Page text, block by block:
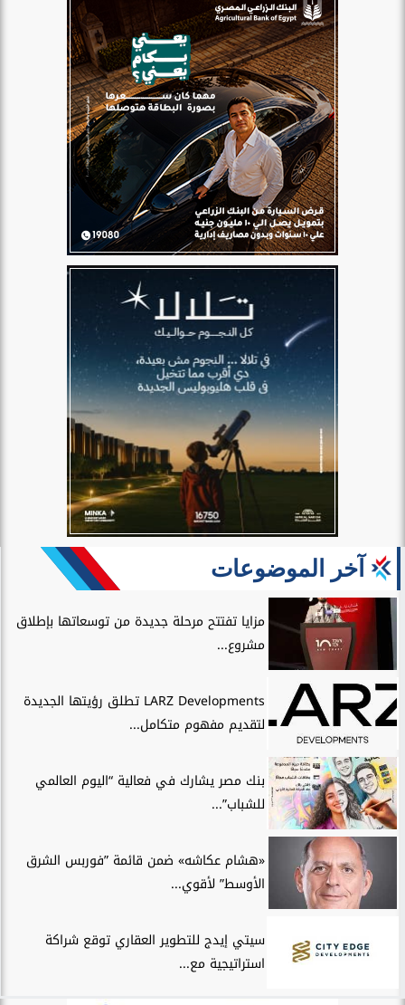
آخر الموضوعات
مزايا تفتتح مرحلة جديدة من توسعاتها بإطلاق
مشروع...
LARZ Developments تطلق رؤيتها الجديدة
لتقديم مفهوم متكامل...
بنك مصر يشارك في فعالية “اليوم العالمي
للشباب”...
«هشام عكاشه» ضمن قائمة ”فوربس الشرق
الأوسط” لأقوي...
سيتي إيدج للتطوير العقاري توقع شراكة
استراتيجية مع...